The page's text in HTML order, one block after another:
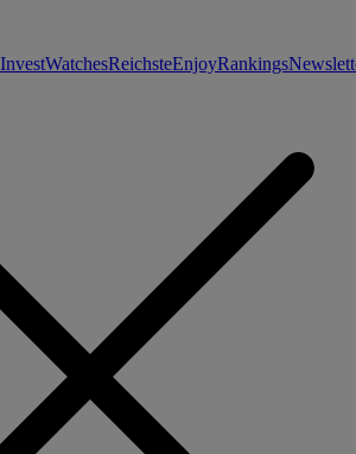
InvestWatchesReichsteEnjoyRankings